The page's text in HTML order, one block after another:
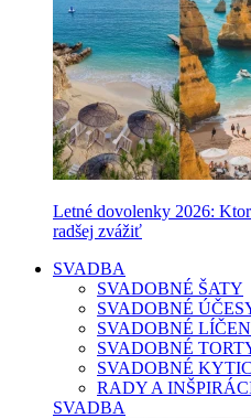
Letné dovolenky 2026:
radšej zvážiť
SVADBA
SVADOBNÉ ŠATY
SVADOBNÉ
SVADOBNÉ
SVADOBNÉ
SVADOBNÉ
RADY A
SVADBA